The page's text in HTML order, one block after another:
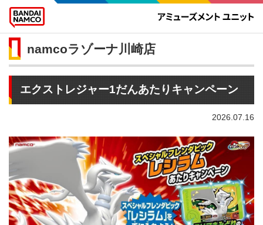
namcoラゾーナ川崎店
エクストレジャー1だんあたりキャンペーン
2026.07.16